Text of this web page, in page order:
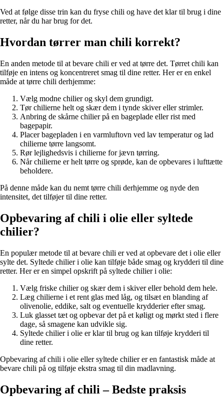
Ved at følge disse trin kan du fryse chili og have det klar til brug i dine
retter, når du har brug for det.
Hvordan tørrer man chili korrekt?
En anden metode til at bevare chili er ved at tørre det. Tørret chili kan
tilføje en intens og koncentreret smag til dine retter. Her er en enkel
måde at tørre chili derhjemme:
Vælg modne chilier og skyl dem grundigt.
Tør chilierne helt og skær dem i tynde skiver eller strimler.
Anbring de skårne chilier på en bageplade eller rist med
bagepapir.
Placer bagepladen i en varmluftovn ved lav temperatur og lad
chilierne tørre langsomt.
Rør lejlighedsvis i chilierne for jævn tørring.
Når chilierne er helt tørre og sprøde, kan de opbevares i lufttætte
beholdere.
På denne måde kan du nemt tørre chili derhjemme og nyde den
intensitet, det tilføjer til dine retter.
Opbevaring af chili i olie eller syltede
chilier?
En populær metode til at bevare chili er ved at opbevare det i olie eller
sylte det. Syltede chilier i olie kan tilføje både smag og krydderi til dine
retter. Her er en simpel opskrift på syltede chilier i olie:
Vælg friske chilier og skær dem i skiver eller behold dem hele.
Læg chilierne i et rent glas med låg, og tilsæt en blanding af
olivenolie, eddike, salt og eventuelle krydderier efter smag.
Luk glasset tæt og opbevar det på et køligt og mørkt sted i flere
dage, så smagene kan udvikle sig.
Syltede chilier i olie er klar til brug og kan tilføje krydderi til
dine retter.
Opbevaring af chili i olie eller syltede chilier er en fantastisk måde at
bevare chili på og tilføje ekstra smag til din madlavning.
Opbevaring af chili – Bedste praksis